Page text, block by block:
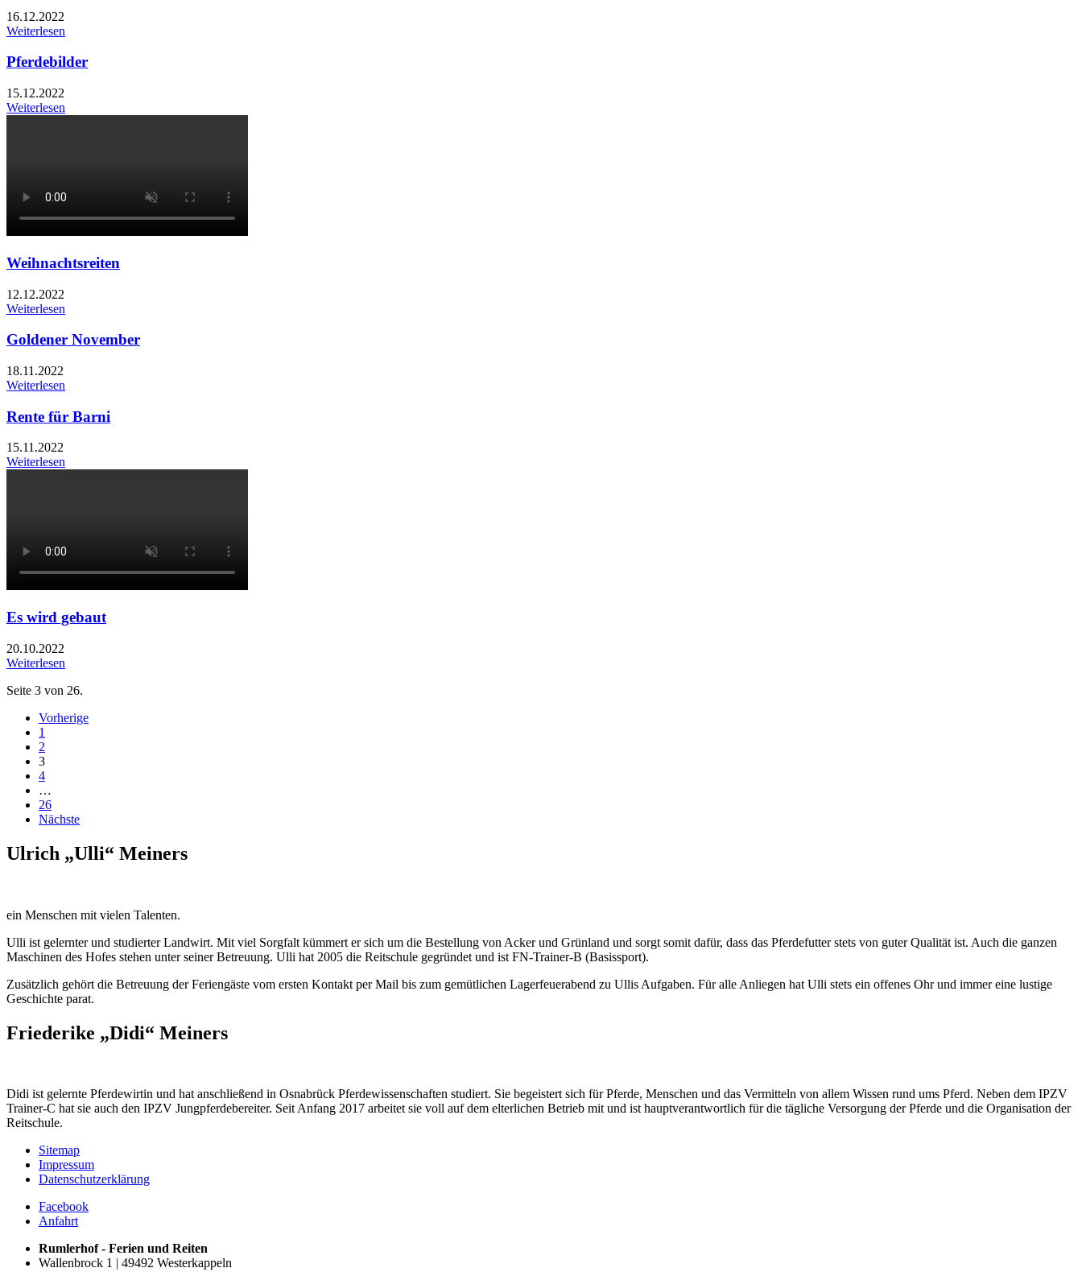
16.12.2022
Weiterlesen
Pferdebilder
15.12.2022
Weiterlesen
Weihnachtsreiten
12.12.2022
Weiterlesen
Goldener November
18.11.2022
Weiterlesen
Rente für Barni
15.11.2022
Weiterlesen
Es wird gebaut
20.10.2022
Weiterlesen
Seite 3 von 26.
Vorherige
1
2
3
4
…
26
Nächste
Ulrich „Ulli“ Meiners
ein Menschen mit vielen Talenten.
Ulli ist gelernter und studierter Landwirt. Mit viel Sorgfalt kümmert er sich um die Bestellung von Acker und Grünland und sorgt somit dafür, dass das Pferdefutter stets von guter Qualität ist. Auch die ganzen
Maschinen des Hofes stehen unter seiner Betreuung. Ulli hat 2005 die Reitschule gegründet und ist FN-Trainer-B (Basissport).
Zusätzlich gehört die Betreuung der Feriengäste vom ersten Kontakt per Mail bis zum gemütlichen Lagerfeuerabend zu Ullis Aufgaben. Für alle Anliegen hat Ulli stets ein offenes Ohr und immer eine lustige
Geschichte parat.
Friederike „Didi“ Meiners
Didi ist gelernte Pferdewirtin und hat anschließend in Osnabrück Pferdewissenschaften studiert. Sie begeistert sich für Pferde, Menschen und das Vermitteln von allem Wissen rund ums Pferd. Neben dem IPZV
Trainer-C hat sie auch den IPZV Jungpferdebereiter. Seit Anfang 2017 arbeitet sie voll auf dem elterlichen Betrieb mit und ist hauptverantwortlich für die tägliche Versorgung der Pferde und die Organisation der
Reitschule.
Sitemap
Impressum
Datenschutzerklärung
Facebook
Anfahrt
Rumlerhof - Ferien und Reiten
Wallenbrock 1 | 49492 Westerkappeln